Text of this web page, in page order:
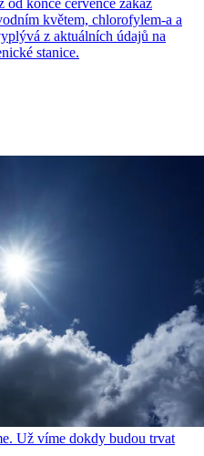
konce července zákaz
květem, chlorofylem-a a
z aktuálních údajů na
stanice.
Už víme dokdy budou trvat